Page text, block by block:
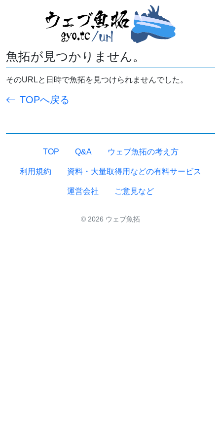
魚拓が見つかりません。
そのURLと日時で魚拓を見つけられませんでした。
TOPへ戻る
TOP Q&A ウェブ魚拓の考え方
利用規約 資料・大量取得用などの有料サービス
運営会社 ご意見など
© 2026 ウェブ魚拓